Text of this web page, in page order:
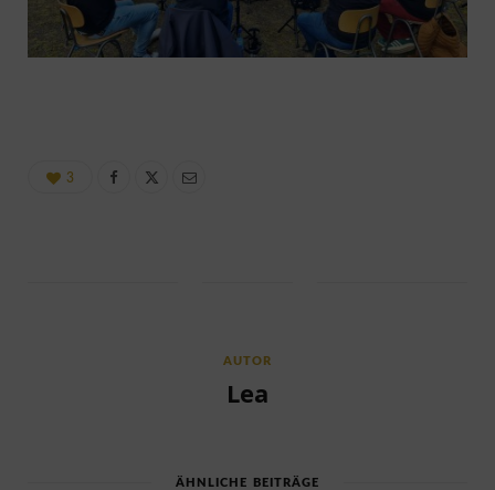
3
AUTOR
Lea
ÄHNLICHE BEITRÄGE